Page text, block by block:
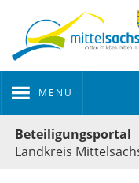
MENÜ
Beteiligungsportal
Landkreis